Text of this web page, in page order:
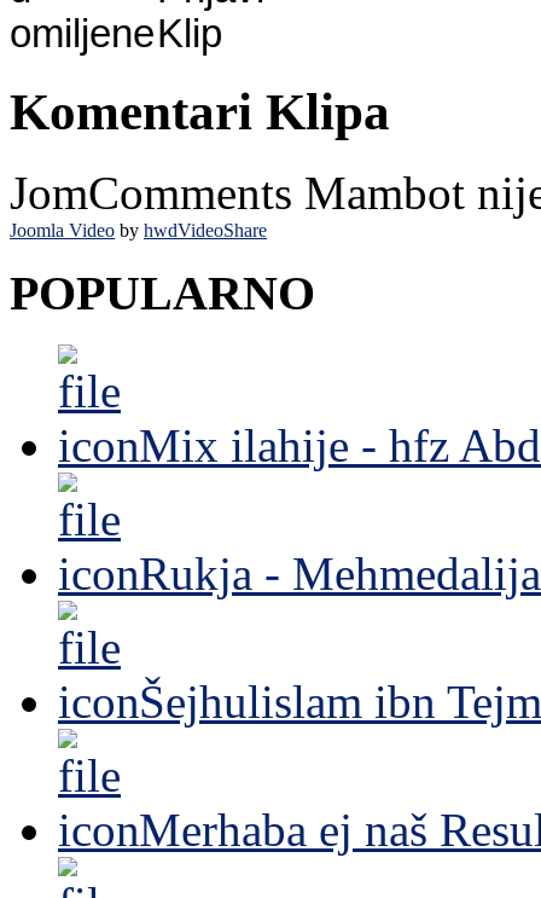
Komentari Klipa
JomComments Mambot
Joomla Video by hwdVideoShare
POPULARNO
Mix ilahije - hfz
Rukja -
Šejhulislam ibn
Merhaba ej naš